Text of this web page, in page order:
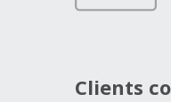
Clients